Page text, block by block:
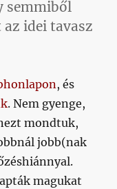
semmiből
idei tavasz
, és
. Nem gyenge,
mondtuk,
jobb(nak
magukat